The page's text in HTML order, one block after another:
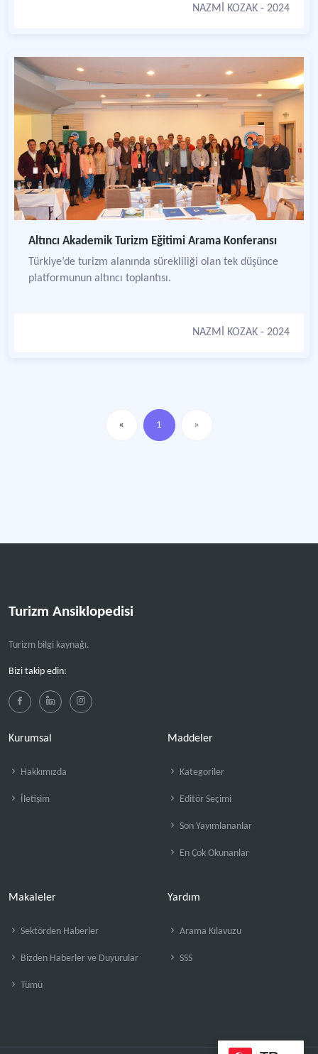
NAZMİ KOZAK - 2024
Altıncı Akademik Turizm Eğitimi Arama Konferansı
Türkiye’de turizm alanında sürekliliği olan tek düşünce
platformunun altıncı toplantısı.
NAZMİ KOZAK - 2024
« 1 »
Turizm Ansiklopedisi
Turizm bilgi kaynağı.
Bizi takip edin:
Kurumsal
Hakkımızda
İletişim
Maddeler
Kategoriler
Editör Seçimi
Son Yayımlananlar
En Çok Okunanlar
Makaleler
Sektörden Haberler
Bizden Haberler ve Duyurular
Tümü
Yardım
Arama Kılavuzu
SSS